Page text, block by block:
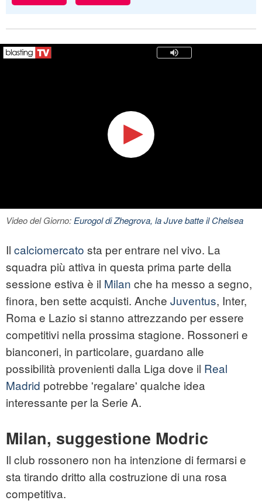
Video del Giorno:Eurogol di Zhegrova, la Juve batte il Chelsea
Il calciomercato sta per entrare nel vivo. La
squadra più attiva in questa prima parte della
sessione estiva è il Milan che ha messo a segno,
finora, ben sette acquisti. Anche Juventus, Inter,
Roma e Lazio si stanno attrezzando per essere
competitivi nella prossima stagione. Rossoneri e
bianconeri, in particolare, guardano alle
possibilità provenienti dalla Liga dove il Real
Madrid potrebbe 'regalare' qualche idea
interessante per la Serie A.
Milan, suggestione Modric
Il club rossonero non ha intenzione di fermarsi e
sta tirando dritto alla costruzione di una rosa
competitiva.